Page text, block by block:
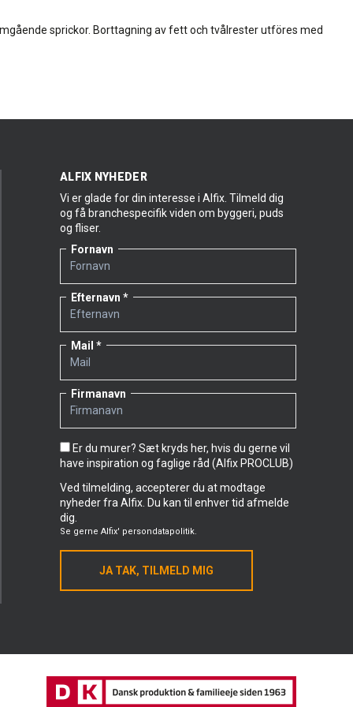
sprickor. Borttagning av fett och tvålrester utföres med
ALFIX NYHEDER
Vi er glade for din interesse i Alfix. Tilmeld dig
og få branchespecifik viden om byggeri, puds
og fliser.
Fornavn
Efternavn
Mail
Firmanavn
Er du murer? Sæt kryds her, hvis du gerne vil
have inspiration og faglige råd (Alfix PROCLUB)
Ved tilmelding, accepterer du at modtage
nyheder fra Alfix. Du kan til enhver tid afmelde
dig.
Se gerne Alfix' persondatapolitik.
JA TAK, TILMELD MIG